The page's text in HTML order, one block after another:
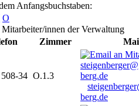
Anfangsbuchstaben:
O
innen der Verwaltung
Zimmer
34 O.1.3
berg.de